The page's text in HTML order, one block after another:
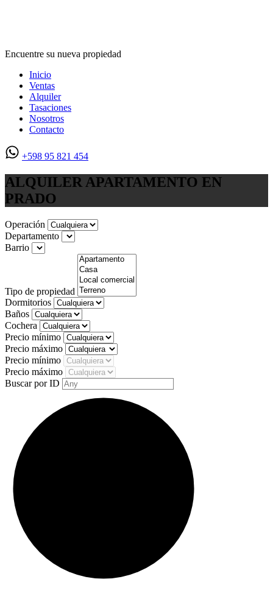
Encuentre su nueva propiedad
Inicio
Ventas
Alquiler
Tasaciones
Nosotros
Contacto
+598 95 821 454
ALQUILER APARTAMENTO EN
PRADO
Operación
Departamento
Barrio
Tipo de propiedad
Dormitorios
Baños
Cochera
Precio mínimo
Precio máximo
Precio mínimo
Precio máximo
Buscar por ID